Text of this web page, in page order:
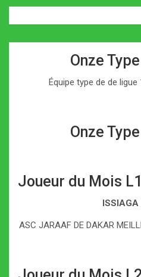
Onze
Équipe type de de
Onze
Joueur du Mois L1
ISSIAGA
ASC JARAAF DE DAKAR